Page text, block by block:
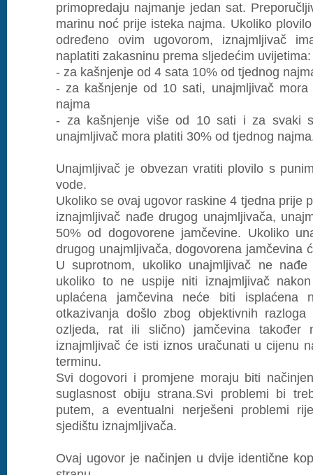
primopredaju najmanje jedan sat.
marinu noć prije isteka najma. Ukoliko
određeno ovim ugovorom, iznajmljivač
naplatiti zakasninu prema sljedećim uvijetima:
- za kašnjenje od 4 sata 10% od tjednog
- za kašnjenje od 10 sati, unajmljivač
najma
- za kašnjenje više od 10 sati i za svaki
unajmljivač mora platiti 30% od tjednog
Unajmljivač je obvezan vratiti plovilo s
vode.
Ukoliko se ovaj ugovor raskine 4 tjedna prije
iznajmljivač nađe drugog unajmljivača,
50% od dogovorene jamčevine. Ukoliko
drugog unajmljivača, dogovorena jamčevina
U suprotnom, ukoliko unajmljivač ne
ukoliko to ne uspije niti iznajmljivač
uplaćena jamčevina neće biti isplaćena
otkazivanja došlo zbog objektivnih
ozljeda, rat ili slično) jamčevina također
iznajmljivač će isti iznos uračunati u cijenu
terminu.
Svi dogovori i promjene moraju biti
suglasnost obiju strana.Svi problemi bi
putem, a eventualni nerješeni problemi
sjedištu iznajmljivača.
Ovaj ugovor je načinjen u dvije identične